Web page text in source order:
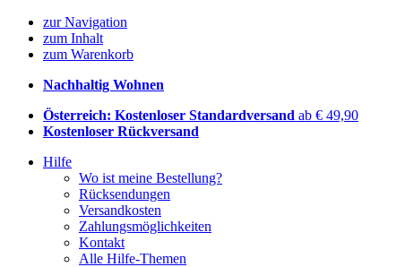
zur Navigation
zum Inhalt
zum Warenkorb
Nachhaltig Wohnen
Österreich: Kostenloser Standardversand ab € 49,90
Kostenloser Rückversand
Hilfe
Wo ist meine Bestellung?
Rücksendungen
Versandkosten
Zahlungsmöglichkeiten
Kontakt
Alle Hilfe-Themen